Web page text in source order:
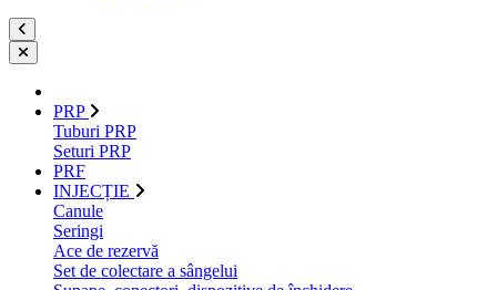
PRP
Tuburi PRP
Seturi PRP
PRF
INJECȚIE
Canule
Seringi
Ace de rezervă
Set de colectare a sângelui